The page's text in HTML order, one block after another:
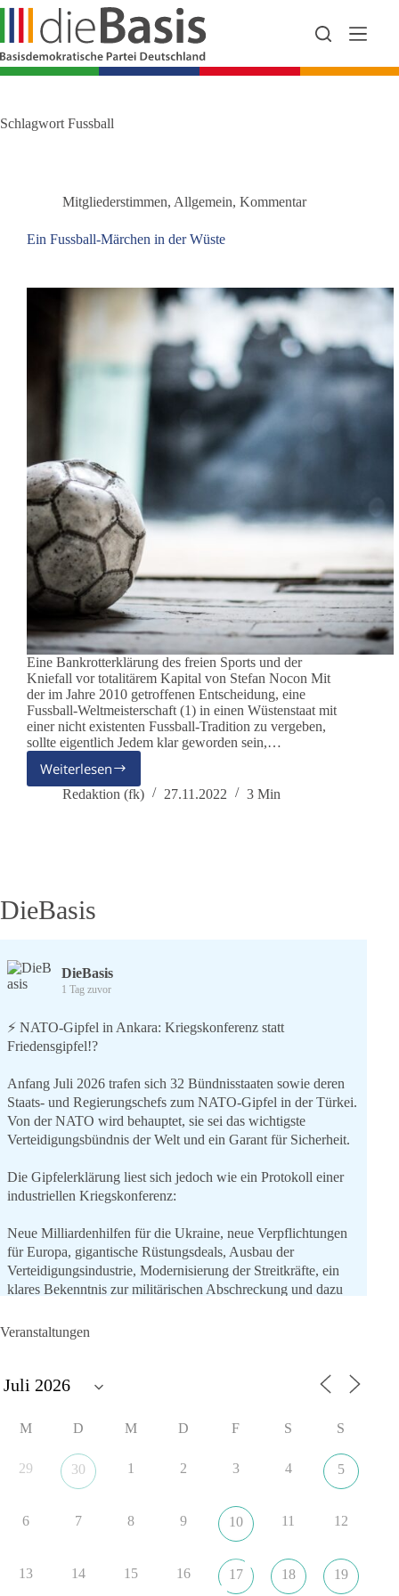
Zum
springen
Schlagwort Fussball
Mitgliederstimmen, Allgemein, Kommentar
Ein Fussball-Märchen in der Wüste
Eine Bankrotterklärung des freien Sports und der
Kniefall vor totalitärem Kapital von Stefan Nocon Mit
der im Jahre 2010 getroffenen Entscheidung, eine
Fussball-Weltmeisterschaft (1) in einen Wüstenstaat mit
einer nicht existenten Fussball-Tradition zu vergeben,
sollte eigentlich Jedem klar geworden sein,…
Weiterlesen
Ein
Fussball-
Redaktion (fk) 27.11.2022 3 Min
DieBasis
DieBasis
1 Tag zuvor
⚡️ NATO-Gipfel in Ankara: Kriegskonferenz statt
Friedensgipfel!?
Anfang Juli 2026 trafen sich 32 Bündnisstaaten sowie deren
Staats- und Regierungschefs zum NATO-Gipfel in der Türkei.
Von der NATO wird behauptet, sie sei das wichtigste
Verteidigungsbündnis der Welt und ein Garant für Sicherheit.
Die Gipfelerklärung liest sich jedoch wie ein Protokoll einer
industriellen Kriegskonferenz:
Neue Milliardenhilfen für die Ukraine, neue Verpflichtungen
für Europa, gigantische Rüstungsdeals, Ausbau der
Verteidigungsindustrie, Modernisierung der Streitkräfte, ein
klares Bekenntnis zur militärischen Abschreckung und dazu
aus der NATO. Ein Gipfel, der mehr nach Rüstungsdeal als
nach Friedenspolitik klingt, wird niemals Sicherheit schaffen,
https://www.tagesschau.de/ausland/asien/nato-
#Frieden #Sicherheit
Veranstaltungen
M D M D F S S
29 30 1 2 3 4 5
6 7 8 9 10 11 12
13 14 15 16 17 18 19